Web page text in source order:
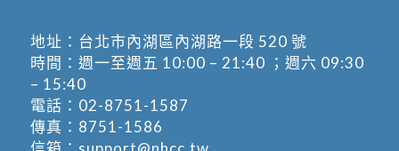
地址： 台北市內湖區內湖路一段 520 號
時間：週一至週五 10:00 – 21:40 ；週六 09:30
– 15:40
電話： 02-8751-1587
傳真：8751-1586